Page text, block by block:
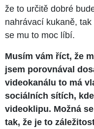
že to určitě dobré
nahrávací kukaně,
se mu to moc líbí.
Musím vám říct, že
jsem porovnával
videokanálu to má
sociálních sítích,
videoklipu. Možná
tak, že je to